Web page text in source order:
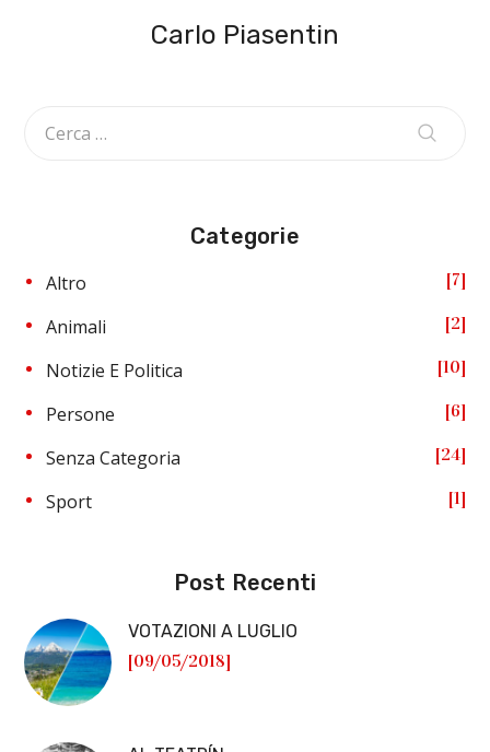
Carlo Piasentin
Categorie
Altro 7
Animali 2
Notizie E Politica 10
Persone 6
Senza Categoria 24
Sport 1
Post Recenti
VOTAZIONI A LUGLIO
[09/05/2018]